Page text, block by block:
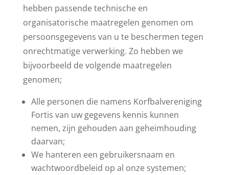
hebben passende technische en
organisatorische maatregelen genomen om
persoonsgegevens van u te beschermen tegen
onrechtmatige verwerking. Zo hebben we
bijvoorbeeld de volgende maatregelen
genomen;
Alle personen die namens Korfbalvereniging
Fortis van uw gegevens kennis kunnen
nemen, zijn gehouden aan geheimhouding
daarvan;
We hanteren een gebruikersnaam en
wachtwoordbeleid op al onze systemen;